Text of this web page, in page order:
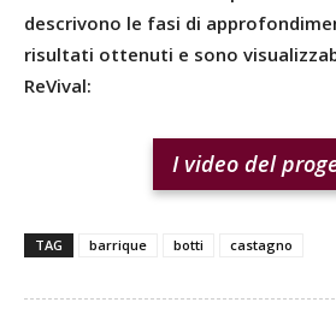
descrivono le fasi di
risultati ottenuti e sono
ReVival:
I video del
TAG barrique botti castagno